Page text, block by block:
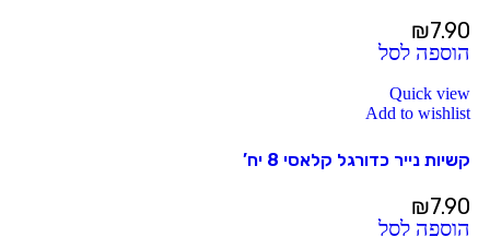
₪7.90
הוספה לסל
Quick view
Add to wishlist
קשיות נייר כדורגל קלאסי 8 יח’
₪7.90
הוספה לסל